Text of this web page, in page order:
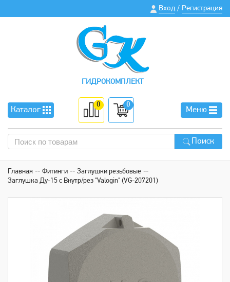
Вход / Регистрация
ГИДРОКОМПЛЕКТ
Каталог
0 0
Меню
Поиск
Главная Фитинги
Заглушки резьбовые
Заглушка Ду-15 с Внутр/рез "Valogin" (VG-207201)